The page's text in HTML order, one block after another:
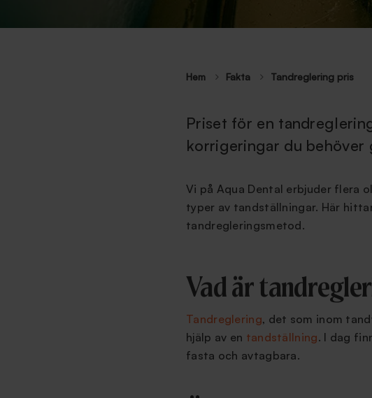
Hem Fakta Tandreglering pris
Priset för en
korrigeringar du behöver
Vi på Aqua Dental erbjuder flera
typer av tandställningar. Här
tandregleringsmetod.
Vad är
Tandreglering, det som inom
hjälp av en tandställning. I dag
fasta och avtagbara.